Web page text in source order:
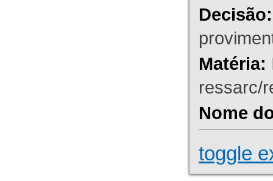
Decisão:
Matéria:
ressarc/
Nome
toggle